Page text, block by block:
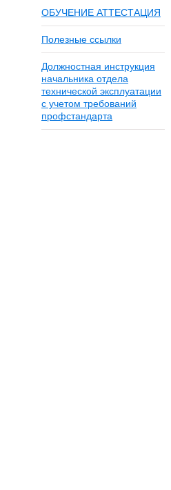
ОБУЧЕНИЕ АТТЕСТАЦИЯ
Полезные ссылки
Должностная инструкция
начальника отдела
технической эксплуатации
с учетом требований
профстандарта